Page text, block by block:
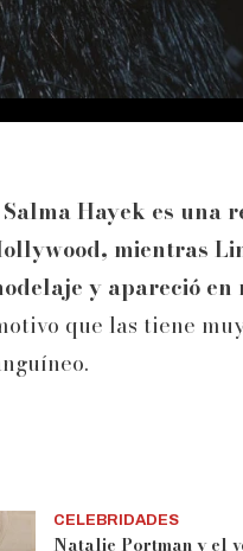
Salma Hayek es una
mientras
y apareció en
que las tiene
CELEBRIDADES
Natalie Portman y el